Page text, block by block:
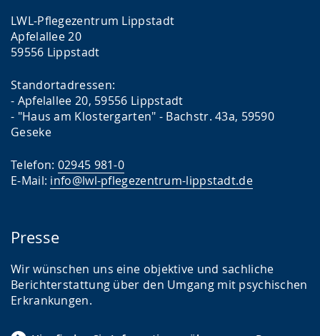
LWL-Pflegezentrum Lippstadt
Apfelallee 20
59556 Lippstadt
Standortadressen:
- Apfelallee 20, 59556 Lippstadt
- "Haus am Klostergarten" - Bachstr. 43a, 59590
Geseke
Telefon: 02945 981-0
E-Mail: info@lwl-pflegezentrum-lippstadt.de
Presse
Wir wünschen uns eine objektive und sachliche
Berichterstattung über den Umgang mit psychischen
Erkrankungen.